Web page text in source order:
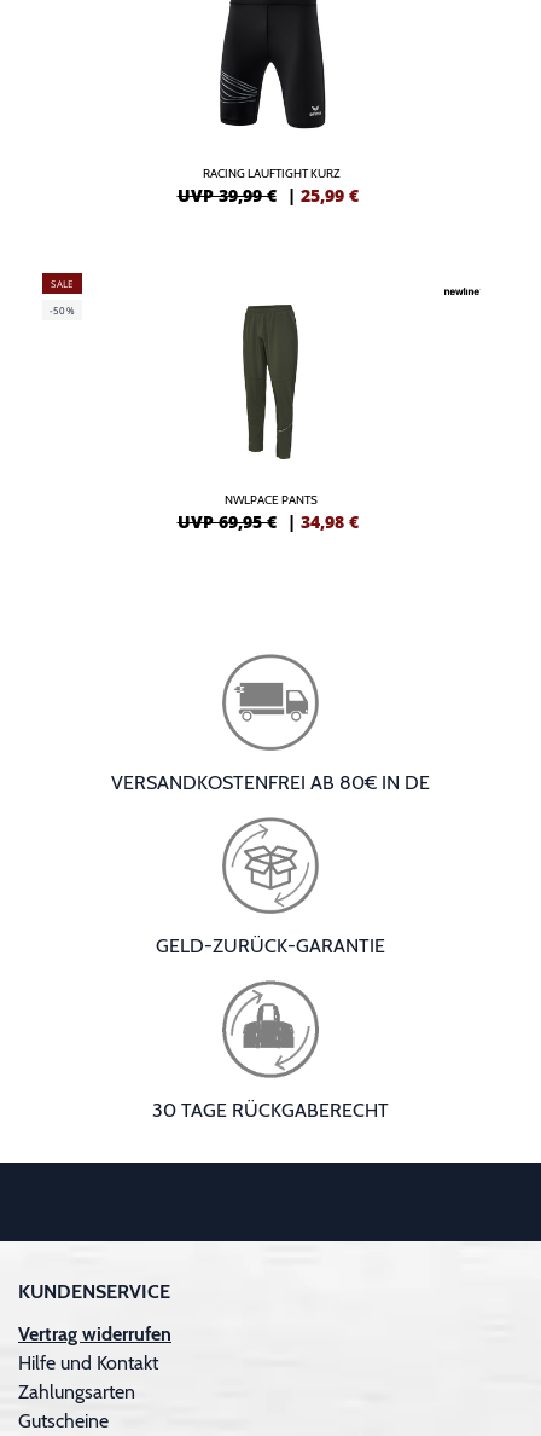
RACING LAUFTIGHT KURZ
UVP 39,99 € | 25,99 €
SALE
-50%
NWLPACE PANTS
UVP 69,95 € | 34,98 €
VERSANDKOSTENFREI AB 80€ IN DE
GELD-ZURÜCK-GARANTIE
30 TAGE RÜCKGABERECHT
KUNDENSERVICE
Vertrag widerrufen
Hilfe und Kontakt
Zahlungsarten
Gutscheine